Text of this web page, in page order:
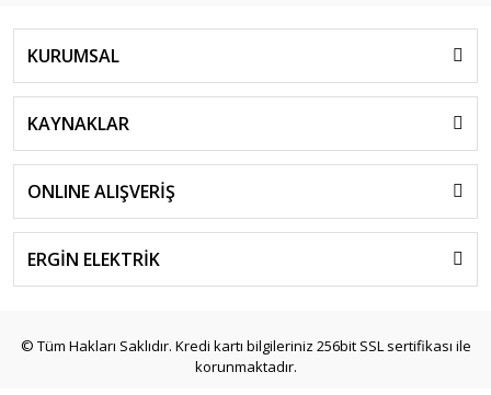
KURUMSAL
KAYNAKLAR
ONLINE ALIŞVERİŞ
ERGİN ELEKTRİK
© Tüm Hakları Saklıdır. Kredi kartı bilgileriniz 256bit SSL sertifikası ile
korunmaktadır.